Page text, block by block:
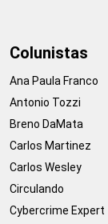
Colunistas
Ana Paula Franco
Antonio Tozzi
Breno DaMata
Carlos Martinez
Carlos Wesley
Circulando
Cybercrime Expert